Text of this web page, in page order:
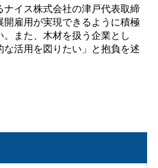
イス株式会社の津戸代表取締
雇用が実現できるように積極
また、木材を扱う企業とし
活用を図りたい」と抱負を述